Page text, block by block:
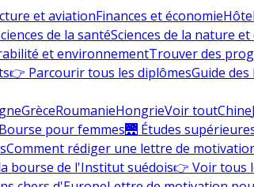
et aviationFinances et économie
de la santéSciences de la nature et
et environnementTrouver des
👉 Parcourir tous les diplômesGuide des
GrèceRoumanieHongrieVoir toutChine
Bourse pour femmes🌉 Études
Comment rédiger une lettre de
bourse de l'Institut suédois👉 Voir tous